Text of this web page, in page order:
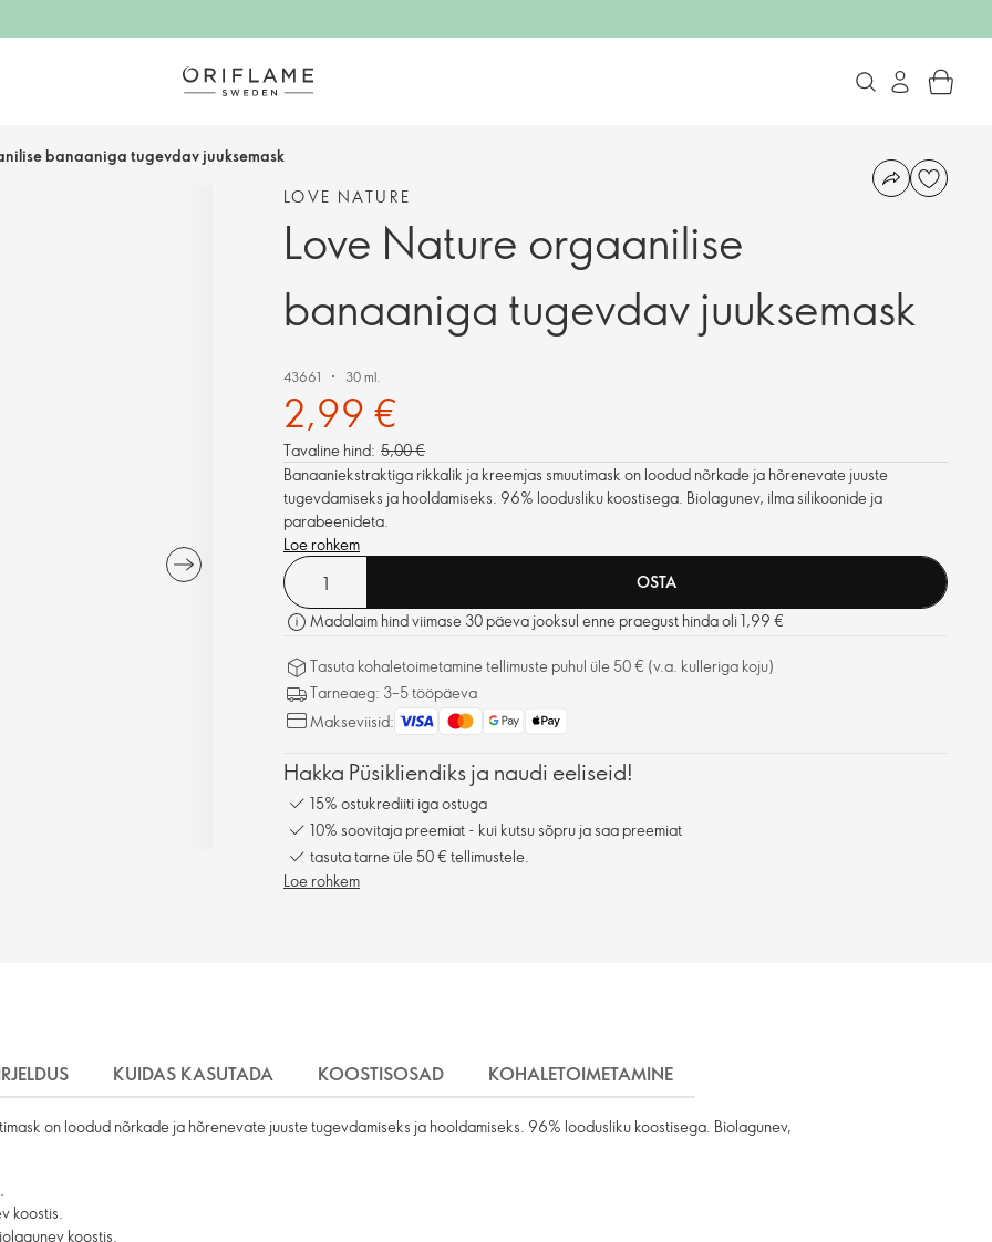
banaaniga tugevdav juuksemask
LOVE NATURE
Love Nature orgaanilise
banaaniga tugevdav juuksemask
43661 30 ml.
2,99 €
Tavaline hind: 5,00 €
Banaaniekstraktiga rikkalik ja kreemjas smuutimask on loodud nõrkade ja hõrenevate juuste
tugevdamiseks ja hooldamiseks. 96% loodusliku koostisega. Biolagunev, ilma silikoonide ja
parabeenideta.
Loe rohkem
OSTA
Madalaim hind viimase 30 päeva jooksul enne praegust hinda oli 1,99 €
Tasuta kohaletoimetamine tellimuste puhul üle 50 € (v.a. kulleriga koju)
Tarneaeg: 3–5 tööpäeva
Makseviisid:
Hakka Püsikliendiks ja naudi eeliseid!
15% ostukrediiti iga ostuga
10% soovitaja preemiat - kui kutsu sõpru ja saa preemiat
tasuta tarne üle 50 € tellimustele.
Loe rohkem
KUIDAS KASUTADA KOOSTISOSAD KOHALETOIMETAMINE
on loodud nõrkade ja hõrenevate juuste tugevdamiseks ja hooldamiseks. 96% loodusliku koostisega. Biolagunev,
koostis.
koostis.